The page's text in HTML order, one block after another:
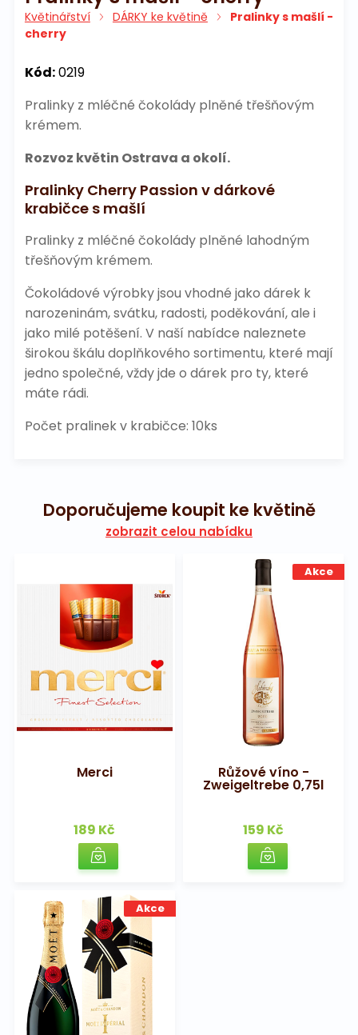
Květinářství DÁRKY ke květině
Pralinky s mašlí -
cherry
Kód:0219
Pralinky z mléčné čokolády plněné třešňovým
krémem.
Rozvoz květin Ostrava a okolí.
Pralinky Cherry Passion v dárkové
krabičce s mašlí
Pralinky z mléčné čokolády plněné lahodným
třešňovým krémem.
Čokoládové výrobky jsou vhodné jako dárek k
narozeninám, svátku, radosti, poděkování, ale i
jako milé potěšení. V naší nabídce naleznete
širokou škálu doplňkového sortimentu, které mají
jedno společné, vždy jde o dárek pro ty, které
máte rádi.
Počet pralinek v krabičce: 10ks
Doporučujeme koupit ke květině
zobrazit celou nabídku
Merci
189 Kč
Akce
Růžové víno -
Zweigeltrebe 0,75l
159 Kč
Akce